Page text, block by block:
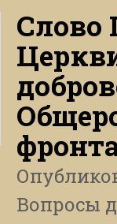
Слово
Вопросы